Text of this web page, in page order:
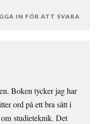
IN FÖR ATT SVARA
Boken tycker jag har
ord på ett bra sätt i
studieteknik. Det